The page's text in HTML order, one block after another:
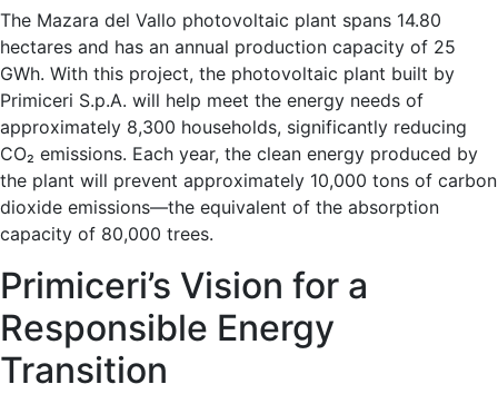
The Mazara del Vallo photovoltaic plant spans 14.80
hectares and has an annual production capacity of 25
GWh. With this project, the photovoltaic plant built by
Primiceri S.p.A. will help meet the energy needs of
approximately 8,300 households, significantly reducing
CO₂ emissions. Each year, the clean energy produced by
the plant will prevent approximately 10,000 tons of carbon
dioxide emissions—the equivalent of the absorption
capacity of 80,000 trees.
Primiceri’s Vision for a
Responsible Energy
Transition